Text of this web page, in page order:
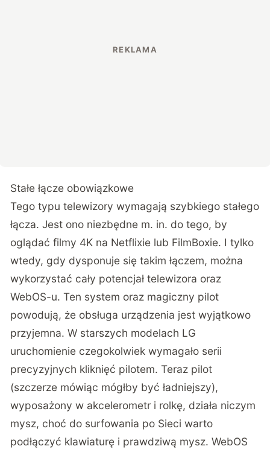
Stałe łącze obowiązkowe
Tego typu telewizory wymagają szybkiego stałego
łącza. Jest ono niezbędne m. in. do tego, by
oglądać filmy 4K na Netflixie lub FilmBoxie. I tylko
wtedy, gdy dysponuje się takim łączem, można
wykorzystać cały potencjał telewizora oraz
WebOS-u. Ten system oraz magiczny pilot
powodują, że obsługa urządzenia jest wyjątkowo
przyjemna. W starszych modelach LG
uruchomienie czegokolwiek wymagało serii
precyzyjnych kliknięć pilotem. Teraz pilot
(szczerze mówiąc mógłby być ładniejszy),
wyposażony w akcelerometr i rolkę, działa niczym
mysz, choć do surfowania po Sieci warto
podłączyć klawiaturę i prawdziwą mysz. WebOS